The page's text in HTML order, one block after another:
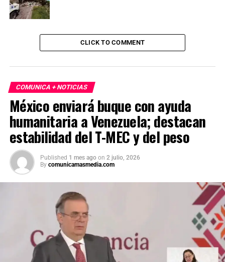
CLICK TO COMMENT
COMUNICA + NOTICIAS
México enviará buque con ayuda
humanitaria a Venezuela; destacan
estabilidad del T-MEC y del peso
Published 1 mes ago on 2 julio, 2026
By comunicamasmedia.com